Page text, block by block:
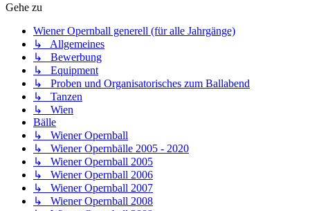
Gehe zu
Wiener Opernball generell (für alle Jahrgänge)
↳ Allgemeines
↳ Bewerbung
↳ Equipment
↳ Proben und Organisatorisches zum Ballabend
↳ Tanzen
↳ Wien
Bälle
↳ Wiener Opernball
↳ Wiener Opernbälle 2005 - 2020
↳ Wiener Opernball 2005
↳ Wiener Opernball 2006
↳ Wiener Opernball 2007
↳ Wiener Opernball 2008